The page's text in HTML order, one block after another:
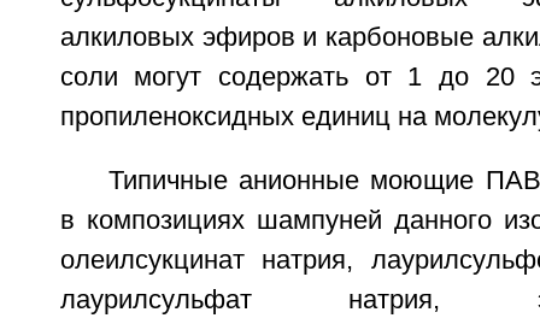
алкиловых эфиров и карбоновые
соли могут содержать от 1 до 20
пропиленоксидных единиц на
Типичные анионные моющие ПАВ
в композициях шампуней данного
олеилсукцинат натрия,
лаурилсульфат натрия,